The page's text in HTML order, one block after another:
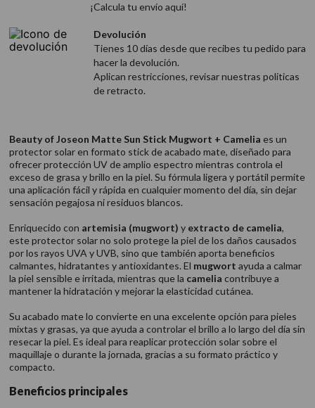
¡Calcula tu envío aquí!
Devolución
Tienes 10 días desde que recibes tu pedido para
hacer la devolución.
Aplican restricciones, revisar nuestras politicas
de retracto.
Beauty of Joseon Matte Sun Stick Mugwort + Camelia es un
protector solar en formato stick de acabado mate, diseñado para
ofrecer protección UV de amplio espectro mientras controla el
exceso de grasa y brillo en la piel. Su fórmula ligera y portátil permite
una aplicación fácil y rápida en cualquier momento del día, sin dejar
sensación pegajosa ni residuos blancos.
Enriquecido con artemisia (mugwort) y extracto de camelia,
este protector solar no solo protege la piel de los daños causados
por los rayos UVA y UVB, sino que también aporta beneficios
calmantes, hidratantes y antioxidantes. El mugwort ayuda a calmar
la piel sensible e irritada, mientras que la camelia contribuye a
mantener la hidratación y mejorar la elasticidad cutánea.
Su acabado mate lo convierte en una excelente opción para pieles
mixtas y grasas, ya que ayuda a controlar el brillo a lo largo del día sin
resecar la piel. Es ideal para reaplicar protección solar sobre el
maquillaje o durante la jornada, gracias a su formato práctico y
compacto.
Beneficios principales